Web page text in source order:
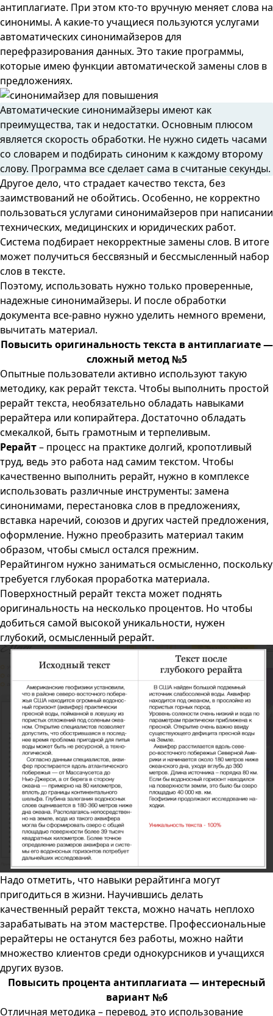
антиплагиате. При этом кто-то вручную меняет слова на
синонимы. А какие-то учащиеся пользуются услугами
автоматических синонимайзеров для
перефразирования данных. Это такие программы,
которые имею функции автоматической замены слов в
предложениях.
Автоматические синонимайзеры имеют как
преимущества, так и недостатки. Основным плюсом
является скорость обработки. Не нужно сидеть часами
со словарем и подбирать синоним к каждому второму
слову. Программа все сделает сама в считаные секунды.
Другое дело, что страдает качество текста, без
заимствований не обойтись. Особенно, не корректно
пользоваться услугами синонимайзеров при написании
технических, медицинских и юридических работ.
Система подбирает некорректные замены слов. В итоге
может получиться бессвязный и бессмысленный набор
слов в тексте.
Поэтому, использовать нужно только проверенные,
надежные синонимайзеры. И после обработки
документа все-равно нужно уделить немного времени,
вычитать материал.
Повысить оригинальность текста в антиплагиате —
сложный метод №5
Опытные пользователи активно используют такую
методику, как рерайт текста. Чтобы выполнить простой
рерайт текста, необязательно обладать навыками
рерайтера или копирайтера. Достаточно обладать
смекалкой, быть грамотным и терпеливым.
Рерайт– процесс на практике долгий, кропотливый
труд, ведь это работа над самим текстом. Чтобы
качественно выполнить рерайт, нужно в комплексе
использовать различные инструменты: замена
синонимами, перестановка слов в предложениях,
вставка наречий, союзов и других частей предложения,
оформление. Нужно преобразить материал таким
образом, чтобы смысл остался прежним.
Рерайтингом нужно заниматься осмысленно, поскольку
требуется глубокая проработка материала.
Поверхностный рерайт текста может поднять
оригинальность на несколько процентов. Но чтобы
добиться самой высокой уникальности, нужен
глубокий, осмысленный рерайт.
Надо отметить, что навыки рерайтинга могут
пригодиться в жизни. Научившись делать
качественный рерайт текста, можно начать неплохо
зарабатывать на этом мастерстве. Профессиональные
рерайтеры не останутся без работы, можно найти
множество клиентов среди однокурсников и учащихся
других вузов.
Повысить процента антиплагиата — интересный
вариант №6
Отличная методика – перевод, это использование